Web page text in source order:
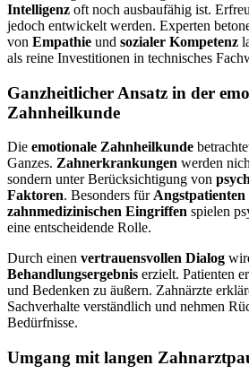
Intelligenz oft noch ausbaufähig ist.
jedoch entwickelt werden. Experten
von Empathie und sozialer Kompetenz
als reine Investitionen in technisches
Ganzheitlicher Ansatz in der
Zahnheilkunde
Die emotionale Zahnheilkunde
Ganzes. Zahnerkrankungen werden
sondern unter Berücksichtigung von
Faktoren. Besonders fürAngstpatienten
zahnmedizinischen Eingriffen spielen
eine entscheidende Rolle.
Durch einen vertrauensvollen Dialog
Behandlungsergebnis erzielt. Patienten
und Bedenken zu äußern. Zahnärzte
Sachverhalte verständlich und nehmen
Bedürfnisse.
Umgang mit langen